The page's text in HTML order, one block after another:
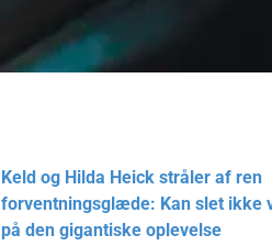
Keld og Hilda Heick stråler af ren
forventningsglæde: Kan slet ikke
på den gigantiske oplevelse